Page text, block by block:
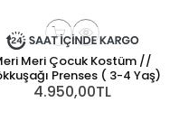
Meri Çocuk Kostüm //
Prenses ( 3-4 Yaş)
4.950,00TL